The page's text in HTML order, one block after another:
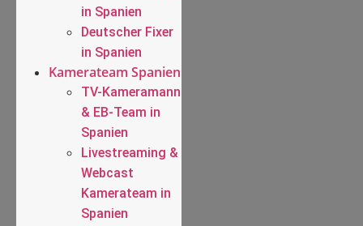
in Spanien
Deutscher Fixer
in Spanien
Kamerateam Spanien
TV-Kameramann
& EB-Team in
Spanien
Livestreaming &
Webcast
Kamerateam in
Spanien